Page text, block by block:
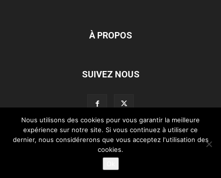
À PROPOS
SUIVEZ NOUS
L’équipe d’iLoveTablette.com Contactez-nous
Nos partenaires
Mentions légales
©
Nous utilisons des cookies pour vous garantir la meilleure
expérience sur notre site. Si vous continuez à utiliser ce
dernier, nous considérerons que vous acceptez l'utilisation des
cookies.